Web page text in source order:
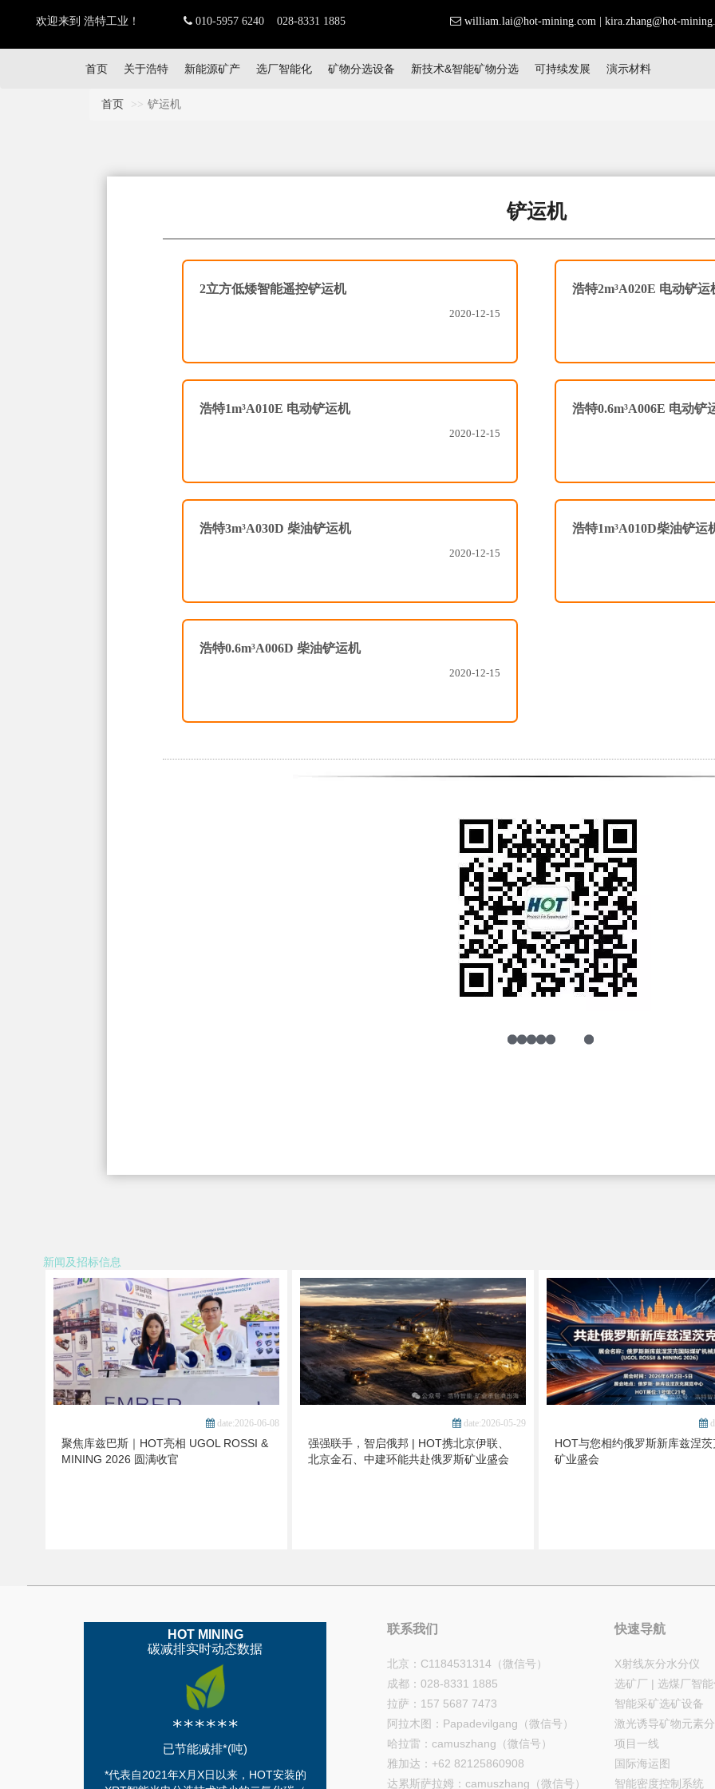
欢迎来到 浩特工业！ 010-5957 6240 028-8331 1885 william.lai@hot-mining.com| kira.zhang@hot-
首页 关于浩特 新能源矿产 选厂智能化 矿物分选设备 新技术&智能矿物分选 可持续发展 演示材料
首页 铲运机
铲运机
2立方低矮智能遥控铲运机
2020-12-15
浩特2m³A020E 电动铲运
浩特1m³A010E 电动铲运机
2020-12-15
浩特0.6m³A006E 电动铲
浩特3m³A030D 柴油铲运机
2020-12-15
浩特1m³A010D柴油铲运
浩特0.6m³A006D 柴油铲运机
2020-12-15
新闻及招标信息
date:2026-06-08
聚焦库兹巴斯｜HOT亮相 UGOL ROSSI &
MINING 2026 圆满收官
date:2026-05-29
强强联手，智启俄邦 | HOT携北京伊联、
北京金石、中建环能共赴俄罗斯矿业盛会
HOT与您相约俄罗斯新库兹涅
矿业盛会
HOT MINING
碳减排实时动态数据
******
已节能减排*(吨)
*代表自2021年X月X日以来，HOT安装的
联系我们
北京：C1184531314（微信号）
成都：028-8331 1885
拉萨：157 5687 7473
阿拉木图：Papadevilgang（微信号）
哈拉雷：camuszhang（微信号）
雅加达：+62 82125860908
达累斯萨拉姆：camuszhang（微信号）
快速导航
X射线灰分水分仪
选矿厂 | 选煤厂智
智能采矿选矿设备
激光诱导矿物元素
项目一线
国际海运图
智能密度控制系统